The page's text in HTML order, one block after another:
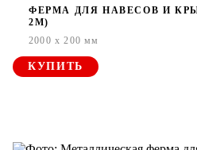
ФЕРМА ДЛЯ НАВЕСОВ И
2М)
2000 x 200 мм
КУПИТЬ